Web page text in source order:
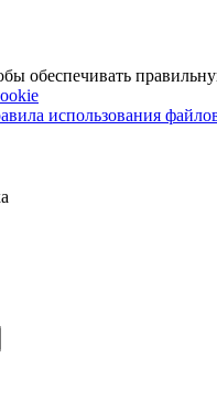
обеспечивать
использования